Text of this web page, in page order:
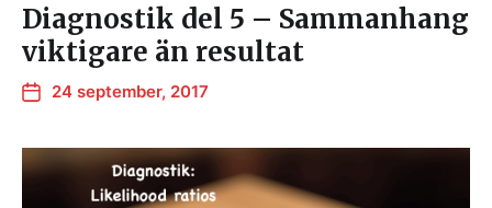
Diagnostik del 5 – Sammanhang
viktigare än resultat
24 september, 2017